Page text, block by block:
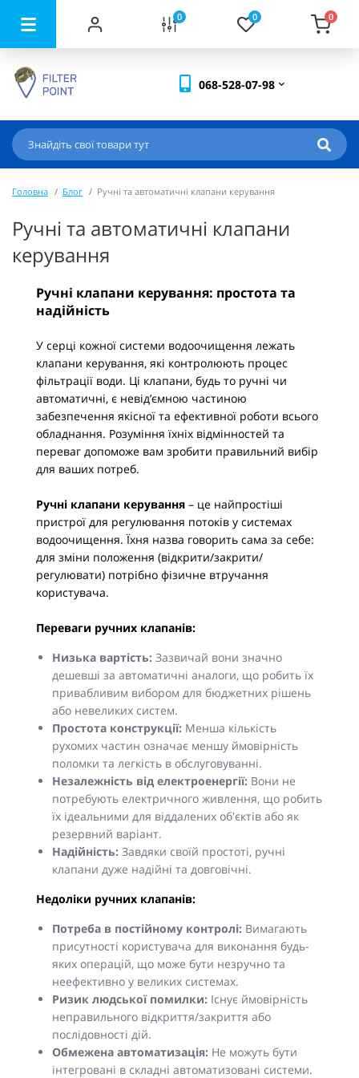
0 0 0
068-528-07-98
Головна Блог Ручні та автоматичні клапани керування
Ручні та автоматичні клапани
керування
Ручні клапани керування: простота та
надійність
У серці кожної системи водоочищення лежать
клапани керування, які контролюють процес
фільтрації води. Ці клапани, будь то ручні чи
автоматичні, є невід’ємною частиною
забезпечення якісної та ефективної роботи всього
обладнання. Розуміння їхніх відмінностей та
переваг допоможе вам зробити правильний вибір
для ваших потреб.
Ручні клапани керування – це найпростіші
пристрої для регулювання потоків у системах
водоочищення. Їхня назва говорить сама за себе:
для зміни положення (відкрити/закрити/
регулювати) потрібно фізичне втручання
користувача.
Переваги ручних клапанів:
Низька вартість: Зазвичай вони значно
дешевші за автоматичні аналоги, що робить їх
привабливим вибором для бюджетних рішень
або невеликих систем.
Простота конструкції: Менша кількість
рухомих частин означає меншу ймовірність
поломки та легкість в обслуговуванні.
Незалежність від електроенергії: Вони не
потребують електричного живлення, що робить
їх ідеальними для віддалених об'єктів або як
резервний варіант.
Надійність: Завдяки своїй простоті, ручні
клапани дуже надійні та довговічні.
Недоліки ручних клапанів:
Потреба в постійному контролі: Вимагають
присутності користувача для виконання будь-
яких операцій, що може бути незручно та
неефективно у великих системах.
Ризик людської помилки: Існує ймовірність
неправильного відкриття/закриття або
послідовності дій.
Обмежена автоматизація: Не можуть бути
інтегровані в складні автоматизовані системи.